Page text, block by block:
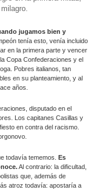
jugamos bien y
tenía esto, venía incluido
en la primera parte y vencer
Copa Confederaciones y el
Pobres italianos, tan
en su planteamiento, y al
años.
disputado en el
Los capitanes Casillas y
en contra del racismo.
todavía tememos. Es
Al contrario: la dificultad,
que, además de
atroz todavía: apostaría a